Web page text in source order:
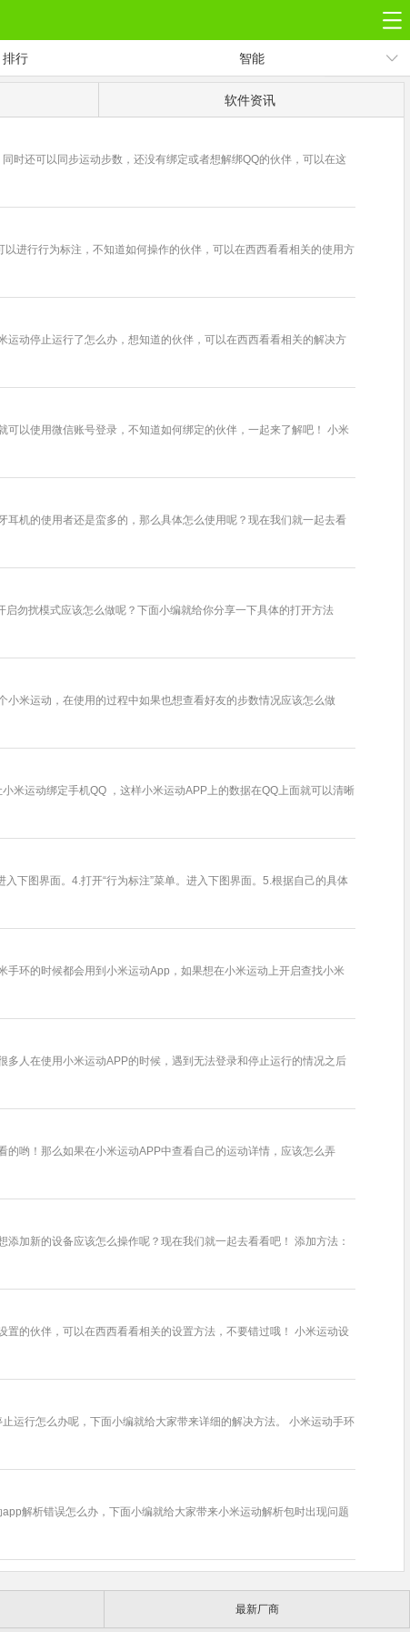
排行 智能
厂商
软件资讯
时还可以同步运动步数，还没有绑定或者想解绑QQ的伙伴，可以在这
进行行为标注，不知道如何操作的伙伴，可以在西西看看相关的使用方
动停止运行了怎么办，想知道的伙伴，可以在西西看看相关的解决方
以使用微信账号登录，不知道如何绑定的伙伴，一起来了解吧！ 小米
机的使用者还是蛮多的，那么具体怎么使用呢？现在我们就一起去看
勿扰模式应该怎么做呢？下面小编就给你分享一下具体的打开方法
米运动，在使用的过程中如果也想查看好友的步数情况应该怎么做
米运动绑定手机QQ ，这样小米运动APP上的数据在QQ上面就可以清晰
下图界面。4.打开“行为标注”菜单。进入下图界面。5.根据自己的具体
环的时候都会用到小米运动App，如果想在小米运动上开启查找小米
人在使用小米运动APP的时候，遇到无法登录和停止运行的情况之后
哟！那么如果在小米运动APP中查看自己的运动详情，应该怎么弄
加新的设备应该怎么操作呢？现在我们就一起去看看吧！ 添加方法：
的伙伴，可以在西西看看相关的设置方法，不要错过哦！ 小米运动设
运行怎么办呢，下面小编就给大家带来详细的解决方法。 小米运动手环
解析错误怎么办，下面小编就给大家带来小米运动解析包时出现问题
最新厂商